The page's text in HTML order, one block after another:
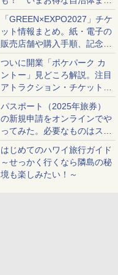
め
「GREEN×EXPO2027」チケ
ット情報まとめ。紙・電子の
販売店舗や購入手順、記念チ
ケットも解説
ついに開業「ポケパーク カ
ントー」見どころ解説。注目
アトラクション・チケット手
配・来場前に必要な準備は？
パスポート（2025年旅券）
の新規申請をオンラインでや
ってみた。必要なものはスマ
ホとマイナカードのみ
はじめてのハワイ旅行ガイド
～せっかく行くなら隣島の秘
境も楽しみたい！～